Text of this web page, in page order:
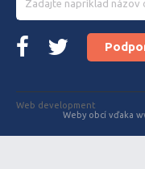
Web development
Weby obcí vďaka